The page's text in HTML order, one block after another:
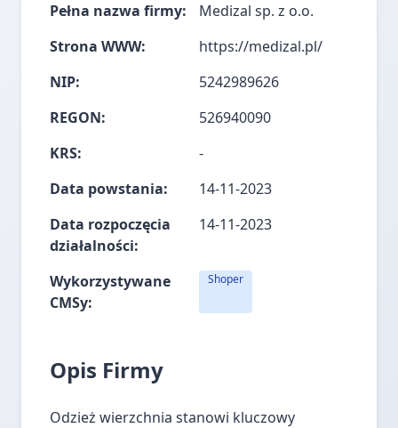
Pełna nazwa firmy:
Medizal sp. z o.o.
Strona WWW:
https://medizal.pl/
NIP:
5242989626
REGON:
526940090
KRS:
-
Data powstania:
14-11-2023
Data rozpoczęcia
działalności:
14-11-2023
Wykorzystywane
CMSy:
Shoper
Opis Firmy
Odzież wierzchnia stanowi kluczowy